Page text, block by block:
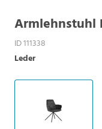
Armlehnstuhl
ID 111338
Leder